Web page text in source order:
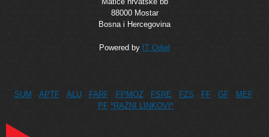
88000 Mostar
Bosna i Hercegovina
Powered by IT Odjel
SUM APTF ALU FARF FPMOZ FSRE FZS FF GF
MEF
PF *RAZNI LINKOVI*